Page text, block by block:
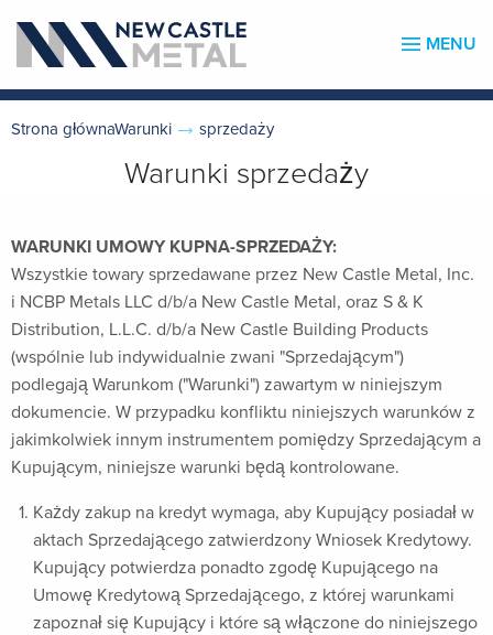
MENU
Strona głównaWarunki sprzedaży
Warunki sprzedaży
WARUNKI UMOWY KUPNA-SPRZEDAŻY:
Wszystkie towary sprzedawane przez New Castle Metal, Inc.
i NCBP Metals LLC d/b/a New Castle Metal, oraz S & K
Distribution, L.L.C. d/b/a New Castle Building Products
(wspólnie lub indywidualnie zwani "Sprzedającym")
podlegają Warunkom ("Warunki") zawartym w niniejszym
dokumencie. W przypadku konfliktu niniejszych warunków z
jakimkolwiek innym instrumentem pomiędzy Sprzedającym a
Kupującym, niniejsze warunki będą kontrolowane.
Każdy zakup na kredyt wymaga, aby Kupujący posiadał w
aktach Sprzedającego zatwierdzony Wniosek Kredytowy.
Kupujący potwierdza ponadto zgodę Kupującego na
Umowę Kredytową Sprzedającego, z której warunkami
zapoznał się Kupujący i które są włączone do niniejszego